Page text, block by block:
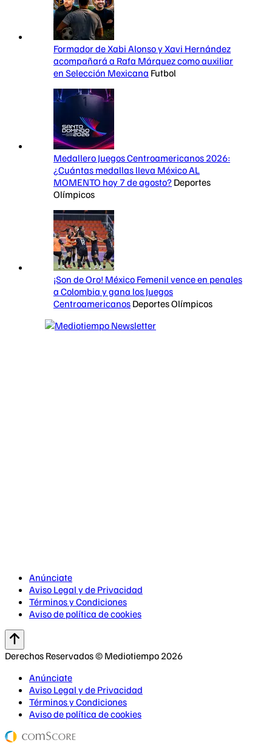
Formador de Xabi Alonso y Xavi Hernández
acompañará a Rafa Márquez como auxiliar
en Selección Mexicana Futbol
Medallero Juegos Centroamericanos 2026:
¿Cuántas medallas lleva México AL
MOMENTO hoy 7 de agosto? Deportes
Olímpicos
¡Son de Oro! México Femenil vence en penales
a Colombia y gana los Juegos
Centroamericanos Deportes Olímpicos
Anúnciate
Aviso Legal y de Privacidad
Términos y Condiciones
Aviso de política de cookies
Derechos Reservados © Mediotiempo 2026
Anúnciate
Aviso Legal y de Privacidad
Términos y Condiciones
Aviso de política de cookies